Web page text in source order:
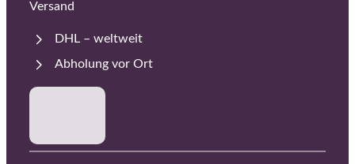
Versand
DHL – weltweit
Abholung vor Ort